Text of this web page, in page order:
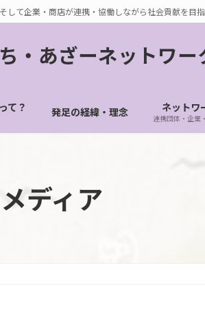
して企業・商店が連携・協働しながら社会貢献を目
・あざーネットワー
て？ 発足の経緯・理念 ネットワ
連携団体・企業
メディア